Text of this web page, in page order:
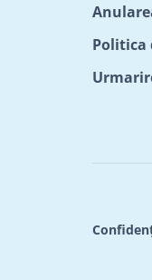
Politica